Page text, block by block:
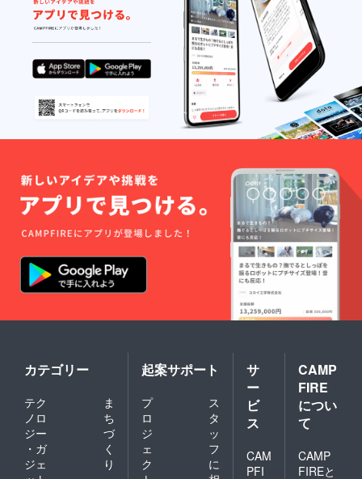
カテゴリー
テク
ノロ
ジー
・ガ
ジェ
ま
ち
づ
く
り
起案サポート
プ
ロ
ジ
ェ
ク
ス
タ
ッ
フ
に
サ
ー
ビ
ス
CAM
PFI
CAMP
FIRE
につい
て
CAMP
FIREと